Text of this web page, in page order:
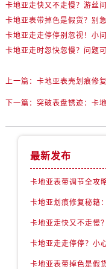
上一篇： 卡地亚表壳划痕修
下一篇： 突破表盘锈迹：卡
最新发布
卡地亚表带调节全攻
卡地亚走走停停？小